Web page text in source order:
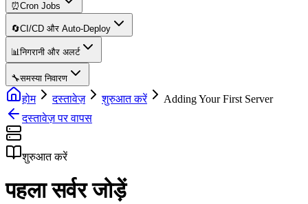
⏰Cron Jobs
🔄CI/CD और Auto-Deploy
📊निगरानी और अलर्ट
🔧समस्या निवारण
होम दस्तावेज़ शुरुआत करें
Adding Your First Server
दस्तावेज़ पर वापस
शुरुआत करें
पहला सर्वर जोड़ें